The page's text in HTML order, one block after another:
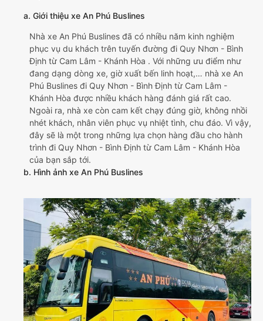
a. Giới thiệu xe An Phú Buslines
Nhà xe An Phú Buslines đã có nhiều năm kinh nghiệm
phục vụ du khách trên tuyến đường đi Quy Nhơn - Bình
Định từ Cam Lâm - Khánh Hòa . Với những ưu điểm như
đang dạng dòng xe, giờ xuất bến linh hoạt,… nhà xe An
Phú Buslines đi Quy Nhơn - Bình Định từ Cam Lâm -
Khánh Hòa được nhiều khách hàng đánh giá rất cao.
Ngoài ra, nhà xe còn cam kết chạy đúng giờ, không nhồi
nhét khách, nhân viên phục vụ nhiệt tình, chu đáo. Vì vậy,
đây sẽ là một trong những lựa chọn hàng đầu cho hành
trình đi Quy Nhơn - Bình Định từ Cam Lâm - Khánh Hòa
của bạn sắp tới.
b. Hình ảnh xe An Phú Buslines